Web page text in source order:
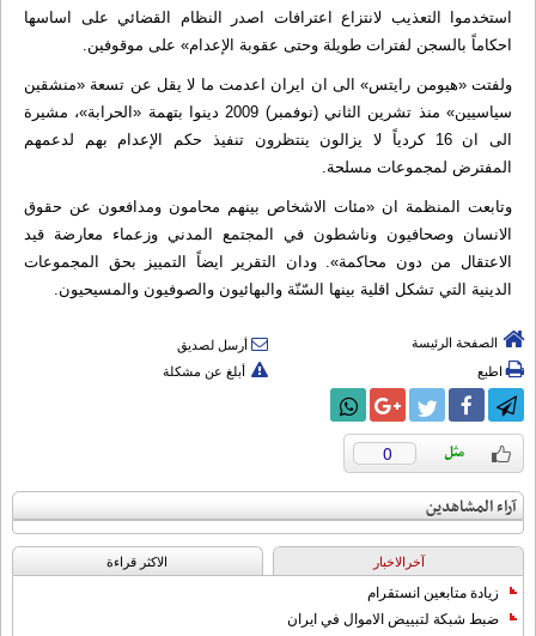
استخدموا التعذيب لانتزاع اعترافات اصدر النظام القضائي على اساسها
احكاماً بالسجن لفترات طويلة وحتى عقوبة الإعدام» على موقوفين.
ولفتت «هيومن رايتس» الى ان ايران اعدمت ما لا يقل عن تسعة «منشقين
سياسيين» منذ تشرين الثاني (نوفمبر) 2009 دينوا بتهمة «الحرابة»، مشيرة
الى ان 16 كردياً لا يزالون ينتظرون تنفيذ حكم الإعدام بهم لدعمهم
المفترض لمجموعات مسلحة.
وتابعت المنظمة ان «مئات الاشخاص بينهم محامون ومدافعون عن حقوق
الانسان وصحافيون وناشطون في المجتمع المدني وزعماء معارضة قيد
الاعتقال من دون محاكمة». ودان التقرير ايضاً التمييز بحق المجموعات
الدينية التي تشكل اقلية بينها السّنّة والبهائيون والصوفيون والمسيحيون.
الصفحة الرئيسة
أرسل لصديق
اطبع
أبلغ عن مشكلة
0
آراء المشاهدين
آخرالاخبار الاکثر قراءة
زيادة متابعين انستقرام
ضبط شبكة لتبييض الاموال في ايران